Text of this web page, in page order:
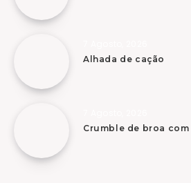
Alhada de cação
Crumble de broa